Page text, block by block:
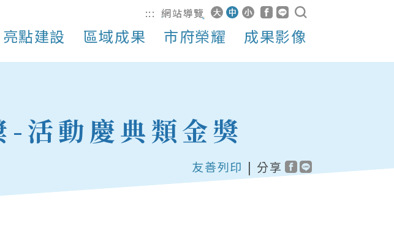
::: 網站導覽
亮點建設 區域成果 市府榮耀 成果影像
活動慶典類金獎
友善列印 | 分享